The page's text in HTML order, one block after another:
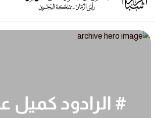
# الرادود كميل